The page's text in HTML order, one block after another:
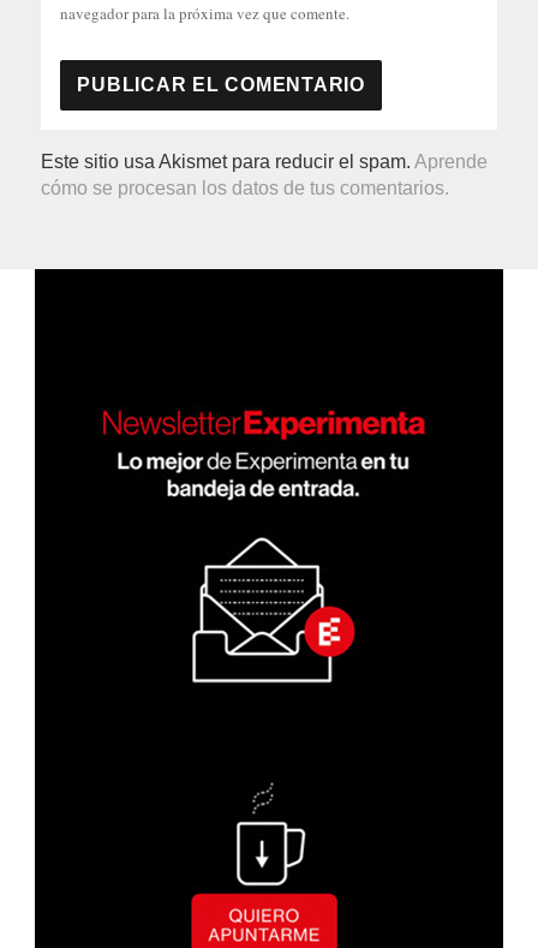
navegador para la próxima vez que comente.
Este sitio usa Akismet para reducir el spam.Aprende
cómo se procesan los datos de tus comentarios.